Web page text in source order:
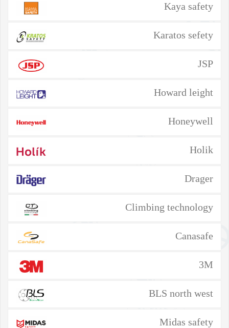
Kaya safety
Karatos sefety
JSP
Howard leight
Honeywell
Holik
Drager
Climbing technology
Canasafe
3M
BLS north west
Midas safety